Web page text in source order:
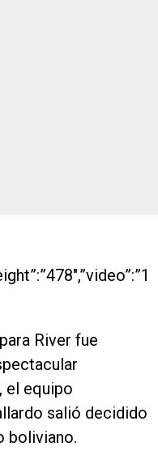
River fue
el equipo
salió decidido
boliviano.